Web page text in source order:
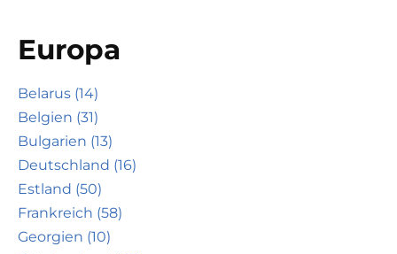
Europa
Belarus (14)
Belgien (31)
Bulgarien (13)
Deutschland (16)
Estland (50)
Frankreich (58)
Georgien (10)